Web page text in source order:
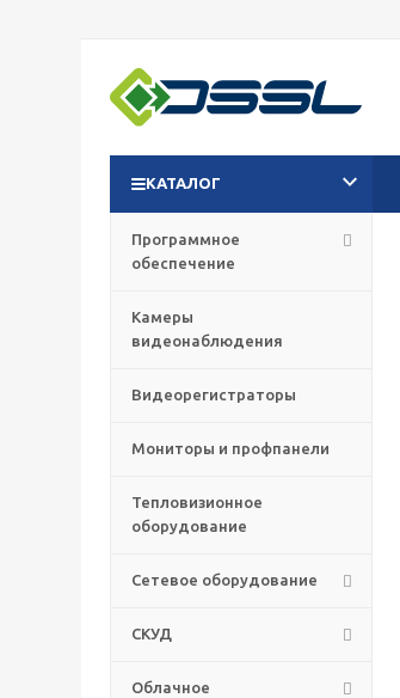
КАТАЛОГ
Программное
обеспечение
Камеры
видеонаблюдения
Видеорегистраторы
Мониторы и профпанели
Тепловизионное
оборудование
Сетевое оборудование
СКУД
Облачное